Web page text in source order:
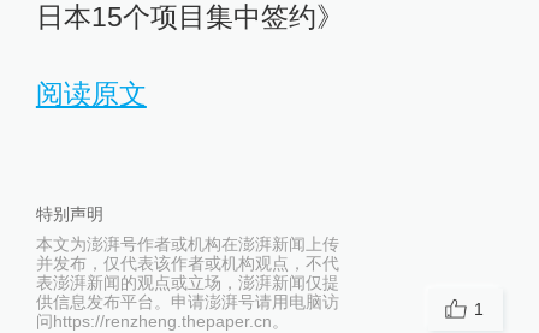
日本15个项目集中签约》
阅读原文
特别声明
本文为澎湃号作者或机构在澎湃新闻上传
并发布，仅代表该作者或机构观点，不代
表澎湃新闻的观点或立场，澎湃新闻仅提
供信息发布平台。申请澎湃号请用电脑访
问https://renzheng.thepaper.cn。
1